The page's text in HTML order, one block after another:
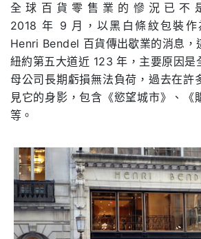
全球百貨零售業的慘況已不
2018 年 9 月，以黑白條紋包裝
Henri Bendel 百貨傳出歇業的消息
紐約第五大道近 123年，主要原因是
母公司長期虧損無法負荷，過去在許
見它的身影，包含《慾望城市》、《
等。